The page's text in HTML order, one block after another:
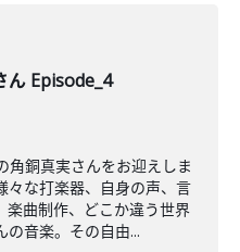
ん Episode_4
角銅真実さんをお迎えしま
々な打楽器、自身の声、言
楽曲制作、どこか違う世界
の音楽。その自由...